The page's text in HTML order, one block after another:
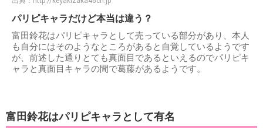
パリピキャラだけど本当は違う？
富田鈴花はパリピキャラとして売っている部分があり、本人
も自分にはそのようなところがあると自覚しているようです
が、前述した通りとても真面目であるといえるのでパリピキ
ャラと真面目キャラの間で葛藤があるようです。
富田鈴花はパリピキャラとして有名